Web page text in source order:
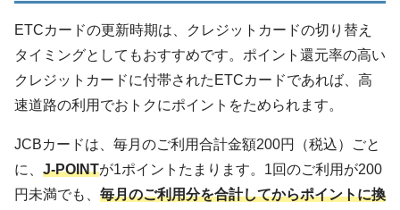
ETCカードの更新時期は、クレジットカードの切り替え
タイミングとしてもおすすめです。ポイント還元率の高い
クレジットカードに付帯されたETCカードであれば、高
速道路の利用でおトクにポイントをためられます。
JCBカードは、毎月のご利用合計金額200円（税込）ごと
に、 J-POINTが1ポイントたまります。1回のご利用が200
円未満でも、 毎月のご利用分を合計してからポイントに換